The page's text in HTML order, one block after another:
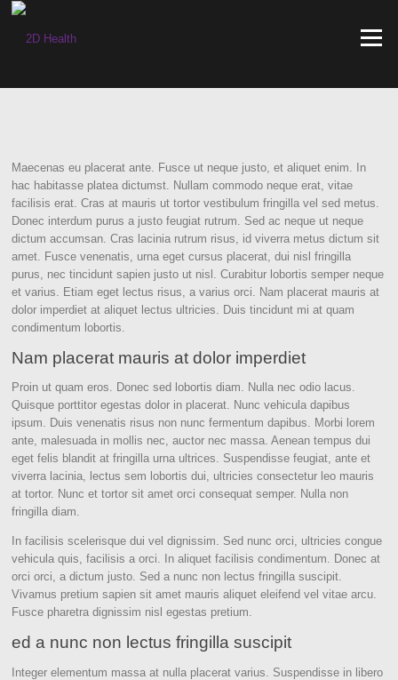
Skip
content
Menu
Maecenas eu placerat ante. Fusce ut neque justo, et aliquet enim. In
hac habitasse platea dictumst. Nullam commodo neque erat, vitae
facilisis erat. Cras at mauris ut tortor vestibulum fringilla vel sed metus.
Donec interdum purus a justo feugiat rutrum. Sed ac neque ut neque
dictum accumsan. Cras lacinia rutrum risus, id viverra metus dictum sit
amet. Fusce venenatis, urna eget cursus placerat, dui nisl fringilla
purus, nec tincidunt sapien justo ut nisl. Curabitur lobortis semper neque
et varius. Etiam eget lectus risus, a varius orci. Nam placerat mauris at
dolor imperdiet at aliquet lectus ultricies. Duis tincidunt mi at quam
condimentum lobortis.
Nam placerat mauris at dolor imperdiet
Proin ut quam eros. Donec sed lobortis diam. Nulla nec odio lacus.
Quisque porttitor egestas dolor in placerat. Nunc vehicula dapibus
ipsum. Duis venenatis risus non nunc fermentum dapibus. Morbi lorem
ante, malesuada in mollis nec, auctor nec massa. Aenean tempus dui
eget felis blandit at fringilla urna ultrices. Suspendisse feugiat, ante et
viverra lacinia, lectus sem lobortis dui, ultricies consectetur leo mauris
at tortor. Nunc et tortor sit amet orci consequat semper. Nulla non
fringilla diam.
In facilisis scelerisque dui vel dignissim. Sed nunc orci, ultricies congue
vehicula quis, facilisis a orci. In aliquet facilisis condimentum. Donec at
orci orci, a dictum justo. Sed a nunc non lectus fringilla suscipit.
Vivamus pretium sapien sit amet mauris aliquet eleifend vel vitae arcu.
Fusce pharetra dignissim nisl egestas pretium.
ed a nunc non lectus fringilla suscipit
Integer elementum massa at nulla placerat varius. Suspendisse in libero